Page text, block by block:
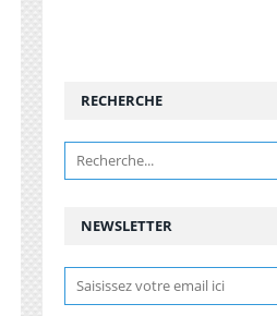
NEWSLETTER
RECHERCHE